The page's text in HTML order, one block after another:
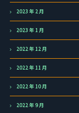
2023 年 2 月
2023 年 1 月
2022 年 12 月
2022 年 11 月
2022 年 10 月
2022 年 9 月